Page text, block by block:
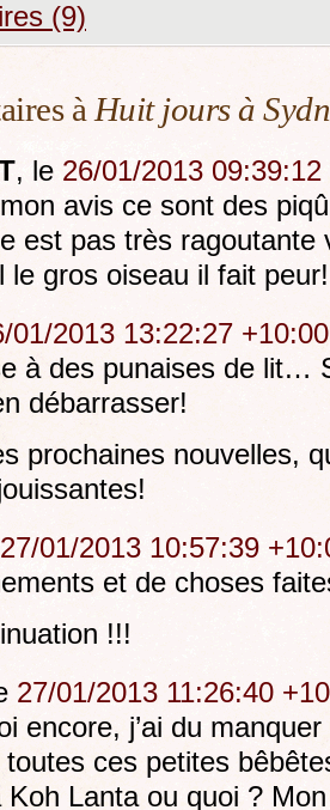
(9)
à Huit jours à
, le 26/01/2013 09:39:12
avis ce sont des
est pas très ragoutante
le gros oiseau il fait peur!
01/2013 13:22:27 +10:00
à des punaises de lit…
débarrasser!
prochaines nouvelles,
27/01/2013 10:57:39
et de choses
!!!
27/01/2013 11:26:40
encore, j’ai du
toutes ces petites
Koh Lanta ou quoi ?